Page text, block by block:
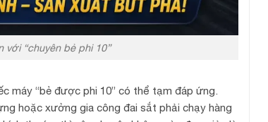
“chuyên bẻ phi 10”
máy “bẻ được phi 10” có thể tạm đáp ứng.
hoặc xưởng gia công đai sắt phải chạy hàng